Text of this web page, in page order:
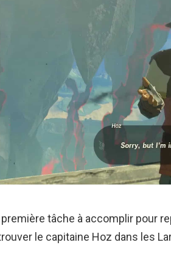
première tâche à accomplir pour
le capitaine Hoz dans les